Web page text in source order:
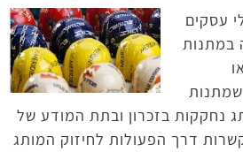
עסקים
במתנות
שמתנות
נחקקות בזכרון ובתת המודע של
דרך הפעולות לחיזוק המותג